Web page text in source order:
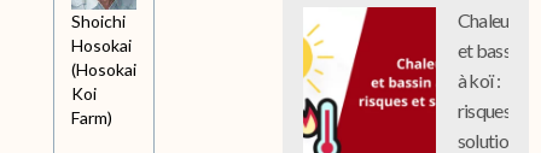
Shoichi
Hosokai
(Hosokai
Koi
Farm)
Chaleur
et bassin
à koï :
risques et
solutions